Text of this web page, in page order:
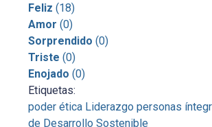
Feliz (18)
Amor (0)
Sorprendido (0)
Triste (0)
Enojado (0)
Etiquetas:
poder ética Liderazgo personas
de Desarrollo Sostenible